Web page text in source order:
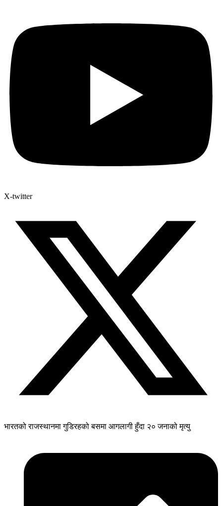
X-twitter
भारतको राजस्थानमा गुडिरहको बसमा आगलागी हुँदा २० जनाको मृत्यु